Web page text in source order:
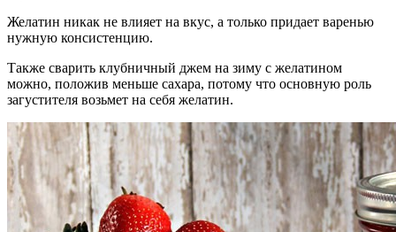
Желатин никак не влияет на вкус, а только придает варенью
нужную консистенцию.
Также сварить клубничный джем на зиму с желатином
можно, положив меньше сахара, потому что основную роль
загустителя возьмет на себя желатин.